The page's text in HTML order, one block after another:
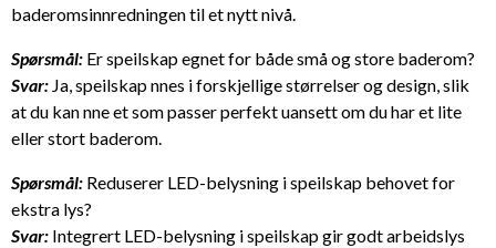
baderomsinnredningen til et nytt nivå.
Spørsmål: Er speilskap egnet for både små og store baderom?
Svar: Ja, speilskap nnes i forskjellige størrelser og design, slik
at du kan nne et som passer perfekt uansett om du har et lite
eller stort baderom.
Spørsmål: Reduserer LED-belysning i speilskap behovet for
ekstra lys?
Svar: Integrert LED-belysning i speilskap gir godt arbeidslys